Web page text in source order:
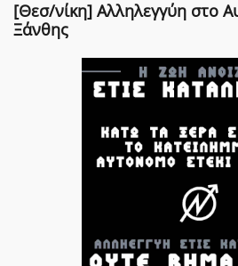
[Θεσ/νίκη] Αλληλεγγύη στο
Ξάνθης